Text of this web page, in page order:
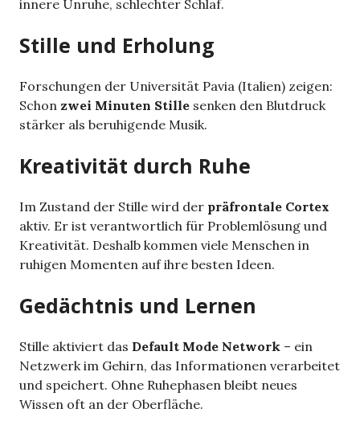
innere Unruhe, schlechter Schlaf.
Stille und Erholung
Forschungen der Universität Pavia (Italien) zeigen:
Schon zwei Minuten Stille senken den Blutdruck
stärker als beruhigende Musik.
Kreativität durch Ruhe
Im Zustand der Stille wird der präfrontale Cortex
aktiv. Er ist verantwortlich für Problemlösung und
Kreativität. Deshalb kommen viele Menschen in
ruhigen Momenten auf ihre besten Ideen.
Gedächtnis und Lernen
Stille aktiviert das Default Mode Network – ein
Netzwerk im Gehirn, das Informationen verarbeitet
und speichert. Ohne Ruhephasen bleibt neues
Wissen oft an der Oberfläche.